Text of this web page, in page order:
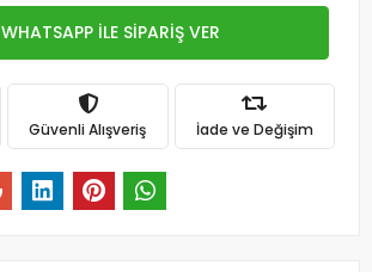
WHATSAPP İLE SİPARİŞ VER
Güvenli Alışveriş İade ve Değişim